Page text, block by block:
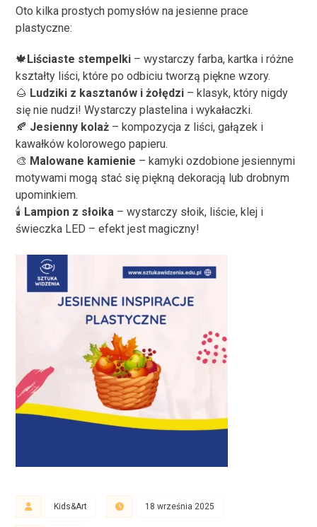
Oto kilka prostych pomysłów na jesienne prace
plastyczne:
🍁Liściaste stempelki – wystarczy farba, kartka i różne
kształty liści, które po odbiciu tworzą piękne wzory.
🌰 Ludziki z kasztanów i żołędzi – klasyk, który nigdy
się nie nudzi! Wystarczy plastelina i wykałaczki.
🍂 Jesienny kolaż – kompozycja z liści, gałązek i
kawałków kolorowego papieru.
🎨 Malowane kamienie – kamyki ozdobione jesiennymi
motywami mogą stać się piękną dekoracją lub drobnym
upominkiem.
🕯️ Lampion z słoika – wystarczy słoik, liście, klej i
świeczka LED – efekt jest magiczny!
Kids&Art 18 września 2025